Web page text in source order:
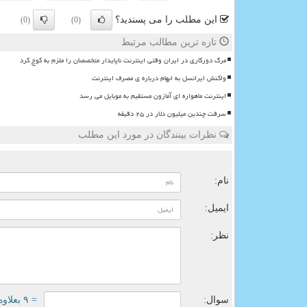
این مطلب را می پسندید؟ (0)
(0)
تازه ترین مطالب مرتبط
مرگ دورکاری در ایران وقتی اینترنت ناپایدار متخصصان را ملزم به کوچ کرد
واکنش ایرانسل به ابهام درباره ی مصرف اینترنت
اینترنت ماهواره ای آمازون مستقیم به موبایل می رسد
سرقت چندین میلیون دلار در ۲۵ دقیقه
نظرات بینندگان در مورد این مطلب
نام:
ایمیل:
نظر:
سوال: = ۹ بعلاوه ۳